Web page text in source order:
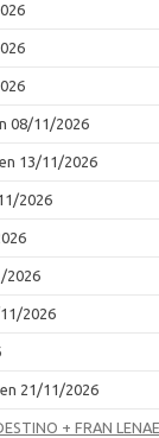
08/11/2026
en 13/11/2026
2026
2026
2026
en 21/11/2026
+ FRAN